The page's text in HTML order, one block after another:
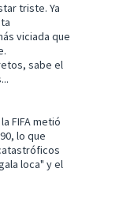
triste. Ya
viciada que
sabe el
FIFA metió
lo que
loca" y el